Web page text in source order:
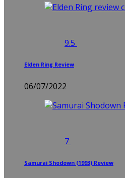
9.5
Elden Ring Review
06/07/2022
7
Samurai Shodown (1993) Review